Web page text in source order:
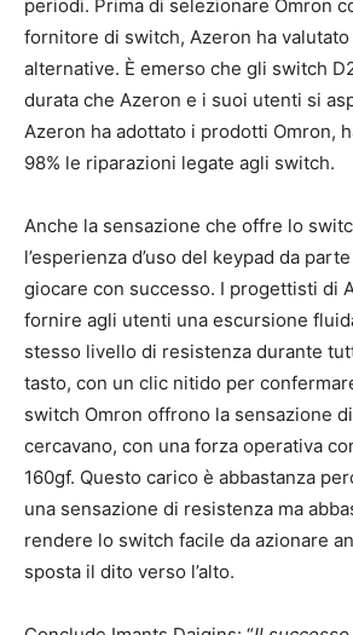
periodi. Prima di selezionare Omron
fornitore di switch, Azeron ha
alternative. È emerso che gli switch
durata che Azeron e i suoi utenti si
Azeron ha adottato i prodotti Omron,
98% le riparazioni legate agli switch.
Anche la sensazione che offre lo
l’esperienza d’uso del keypad da
giocare con successo. I progettisti di
fornire agli utenti una escursione
stesso livello di resistenza durante
tasto, con un clic nitido per
switch Omron offrono la sensazione
cercavano, con una forza operativa
160gf. Questo carico è abbastanza
una sensazione di resistenza ma
rendere lo switch facile da azionare
sposta il dito verso l’alto.